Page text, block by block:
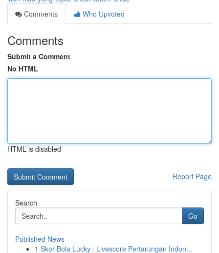
Comments
Who Upvoted
Comments
Submit a Comment
No HTML
HTML is disabled
Report Page
Search
Go
Published News
1 Skor Bola Lucky : Livescore Pertarungan Indon...